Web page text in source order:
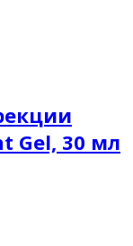
Gel, 30 мл